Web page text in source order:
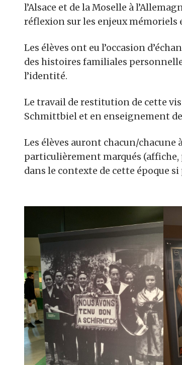
l’Alsace et de la Moselle à
réflexion sur les enjeux mémoriels
Les élèves ont eu l’occasion
des histoires familiales
l’identité.
Le travail de restitution de cette
Schmittbiel et en enseignement
Les élèves auront chacun/
particulièrement marqués
dans le contexte de cette époque